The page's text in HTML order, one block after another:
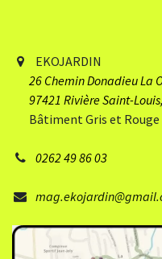
EKOJARDIN
26 Chemin Donadieu La
97421 Rivière Saint-
Bâtiment Gris et Rouge
0262 49 86 03